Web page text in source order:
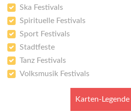
Ska Festivals
Spirituelle Festivals
Sport Festivals
Stadtfeste
Tanz Festivals
Volksmusik Festivals
Karten-Legende